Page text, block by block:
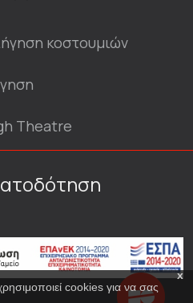
x
cookies για να σας
κοστουμιών
Theatre